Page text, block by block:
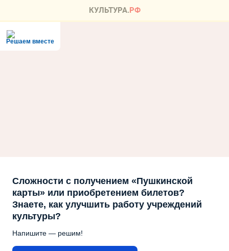
Решаем вместе
Сложности с получением «Пушкинской
карты» или приобретением билетов?
Знаете, как улучшить работу учреждений
культуры?
Напишите — решим!